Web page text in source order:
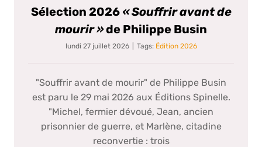
Sélection 2026 « Souffrir avant de
mourir »de Philippe Busin
lundi 27 juillet 2026 Tags: Édition 2026
"Souffrir avant de mourir" de Philippe Busin
est paru le 29 mai 2026 aux Éditions Spinelle.
"Michel, fermier dévoué, Jean, ancien
prisonnier de guerre, et Marlène, citadine
reconvertie : trois